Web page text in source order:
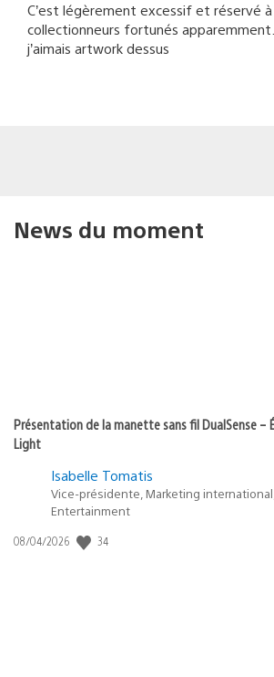
C’est légèrement excessif et réservé
collectionneurs fortunés
j’aimais artwork dessus
News du moment
Présentation de la manette sans fil DualSense –
Light
Isabelle Tomatis
Vice-présidente, Marketing
Entertainment
Date
08/04/2026 34